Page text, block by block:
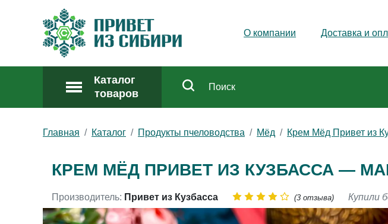
О компании Доставка и
Каталог
товаров
Главная Каталог Продукты пчеловодства Мёд Крем Мёд Привет из
КРЕМ МЁД ПРИВЕТ ИЗ КУЗБАССА —
Производитель: Привет из Кузбасса (3 отзыва) Купили